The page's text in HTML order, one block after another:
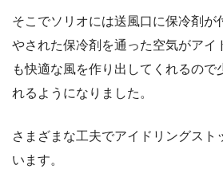
そこでソリオには送風口に保冷剤が
やされた保冷剤を通った空気がアイ
も快適な風を作り出してくれるので
れるようになりました。
さまざまな工夫でアイドリングスト
います。